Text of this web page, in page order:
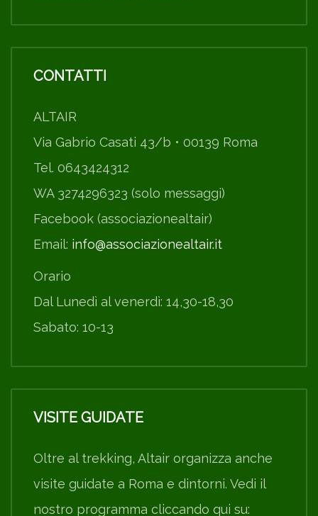
CONTATTI
ALTAIR
Via Gabrio Casati 43/b • 00139 Roma
Tel. 0643424312
WA 3274296323 (solo messaggi)
Facebook (associazionealtair)
Email: info@associazionealtair.it
Orario
Dal Lunedì al venerdì: 14,30-18,30
Sabato: 10-13
VISITE GUIDATE
Oltre al trekking, Altair organizza anche
visite guidate a Roma e dintorni. Vedi il
nostro programma cliccando qui su: